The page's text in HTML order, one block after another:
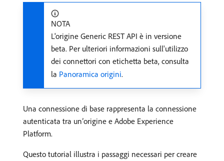
NOTA
L'origine Generic REST API è in versione
beta. Per ulteriori informazioni sull'utilizzo
dei connettori con etichetta beta, consulta
la Panoramica origini.
Una connessione di base rappresenta la connessione
autenticata tra un’origine e Adobe Experience
Platform.
Questo tutorial illustra i passaggi necessari per creare